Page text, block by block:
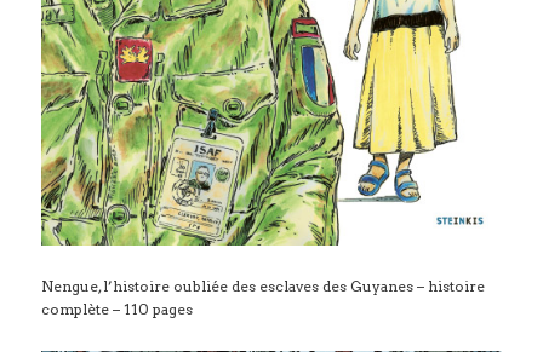
Nengue, l’histoire oubliée des esclaves des Guyanes – histoire
complète – 110 pages